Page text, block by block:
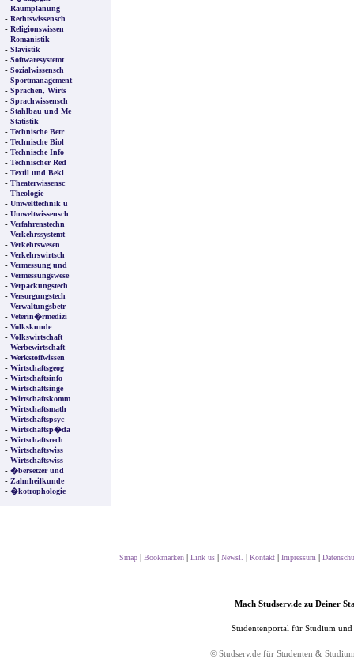
- Raumplanung
- Rechtswissensch
- Religionswissen
- Romanistik
- Slavistik
- Softwaresystemt
- Sozialwissensch
- Sportmanagement
- Sprachen, Wirts
- Sprachwissensch
- Stahlbau und Me
- Statistik
- Technische Betr
- Technische Biol
- Technische Info
- Technischer Red
- Textil und Bekl
- Theaterwissensc
- Theologie
- Umwelttechnik u
- Umweltwissensch
- Verfahrenstechn
- Verkehrssystemt
- Verkehrswesen
- Verkehrswirtsch
- Vermessung und
- Vermessungswese
- Verpackungstech
- Versorgungstech
- Verwaltungsbetr
- Veterin�rmedizi
- Volkskunde
- Volkswirtschaft
- Werbewirtschaft
- Werkstoffwissen
- Wirtschaftsgeog
- Wirtschaftsinfo
- Wirtschaftsinge
- Wirtschaftskomm
- Wirtschaftsmath
- Wirtschaftspsyc
- Wirtschaftsp�da
- Wirtschaftsrech
- Wirtschaftswiss
- Wirtschaftswiss
- �bersetzer und
- Zahnheilkunde
- �kotrophologie
Smap | Bookmarken | Link us | Newsl. | Kontakt | Impressum |
Mach Studserv.de zu Deiner
Studentenportal für Studium
© Studserv.de für Studenten &